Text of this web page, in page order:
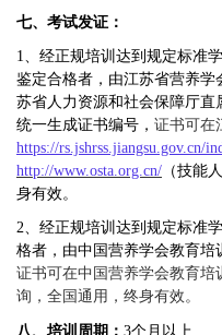
七、考试发证：
1、经正规培训达到规定标准
鉴定合格者，由江苏省营养学
苏省人力资源和社会保障厅直
统一生成证书编号， 证书可在
https://rs.jshrss.jiangsu.gov.cn/
http://www.osta.org.cn/ （技能
身有效。
2、经正规培训达到规定标准
格者，由中国营养学会教育培
证书可在中国营养学会教育培
询，全国通用，终身有效。
八、培训 周期 ： 3个月以上